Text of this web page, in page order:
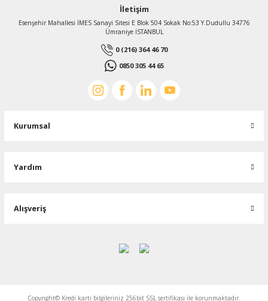
İletişim
Esenşehir Mahallesi İMES Sanayi Sitesi E Blok 504 Sokak No:53 Y.Dudullu 34776
Ümraniye İSTANBUL
0 (216) 364 46 70
0850 305 44 65
Kurumsal
Yardım
Alışveriş
Copyright© Kredi kartı bilgileriniz 256bit SSL sertifikası ile korunmaktadır.